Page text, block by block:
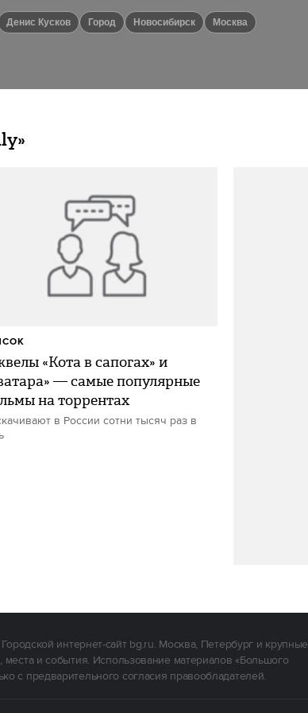
Денис Кусков город Новосибирск Москва
«Кота в сапогах» и
— самые популярные
на торрентах
в России сотни тысяч раз в
интернет-сайт bg.ru. Москва, Петербург и крупные
места и события. Использование материалов «Большого
с предварительного согласия правообладателей.